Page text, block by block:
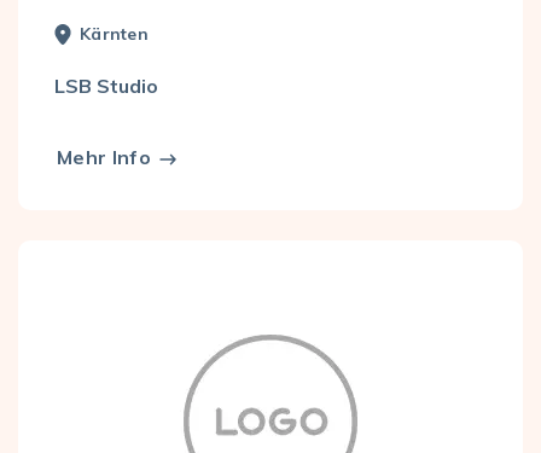
Kärnten
LSB Studio
Mehr Info